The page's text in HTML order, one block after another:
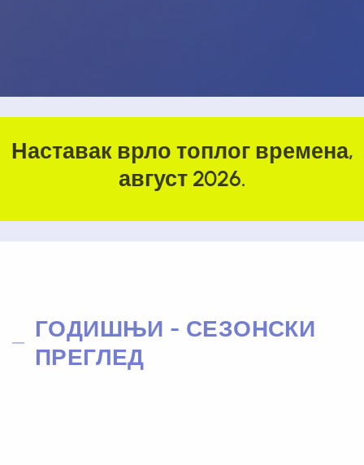
Наставак врло топлог времена,
август 2026.
ГОДИШЊИ - СЕЗОНСКИ
ПРЕГЛЕД